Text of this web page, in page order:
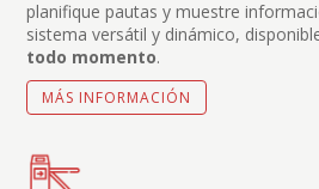
planifique pautas y muestre
sistema versátil y dinámico,
todo momento.
MÁS INFORMACIÓN